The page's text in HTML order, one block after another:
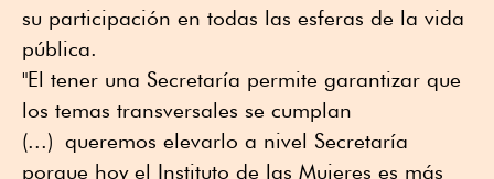
su participación en todas las esferas de la vida
pública.
"El tener una Secretaría permite garantizar que
los temas transversales se cumplan
(...) queremos elevarlo a nivel Secretaría
porque hoy el Instituto de las Mujeres es más